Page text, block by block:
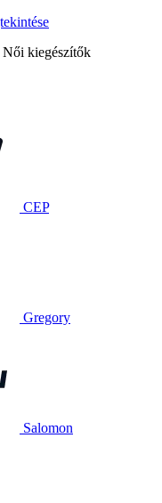
Női kiegészítők
CEP
Gregory
Salomon